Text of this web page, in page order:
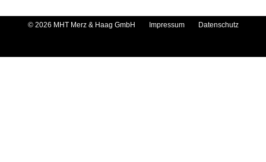
© 2026 MHT Merz & Haag GmbH Impressum Datenschutz